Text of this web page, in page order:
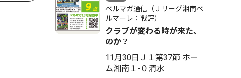
ベルマガ通信（Ｊリーグ湘南ベ
ルマーレ：戦評）
クラブが変わる時が来た、
のか？
11月30日Ｊ１第37節 ホー
ム湘南１-０清水